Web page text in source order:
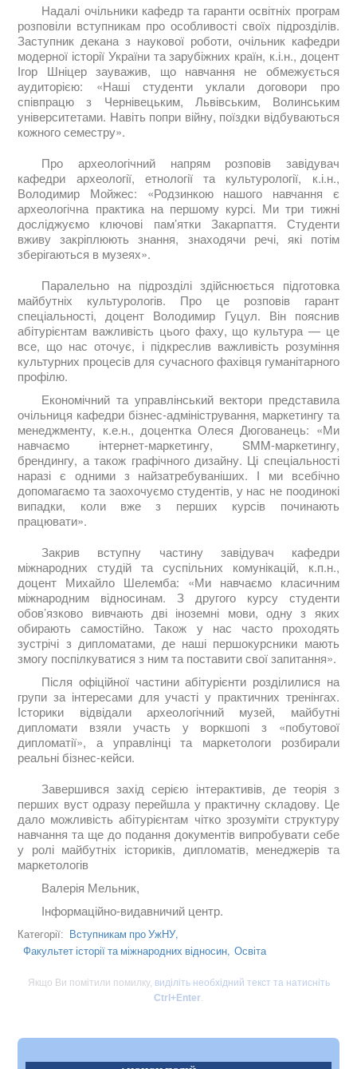
Надалі очільники кафедр та гаранти освітніх програм
розповіли вступникам про особливості своїх підрозділів.
Заступник декана з наукової роботи, очільник кафедри
модерної історії України та зарубіжних країн, к.і.н., доцент
Ігор Шніцер зауважив, що навчання не обмежується
аудиторією: «Наші студенти уклали договори про
співпрацю з Чернівецьким, Львівським, Волинським
університетами. Навіть попри війну, поїздки відбуваються
кожного семестру».
Про археологічний напрям розповів завідувач
кафедри археології, етнології та культурології, к.і.н.,
Володимир Мойжес: «Родзинкою нашого навчання є
археологічна практика на першому курсі. Ми три тижні
досліджуємо ключові пам’ятки Закарпаття. Студенти
вживу закріплюють знання, знаходячи речі, які потім
зберігаються в музеях».
Паралельно на підрозділі здійснюється підготовка
майбутніх культурологів. Про це розповів гарант
спеціальності, доцент Володимир Гуцул. Він пояснив
абітурієнтам важливість цього фаху, що культура — це
все, що нас оточує, і підкреслив важливість розуміння
культурних процесів для сучасного фахівця гуманітарного
профілю.
Економічний та управлінський вектори представила
очільниця кафедри бізнес-адміністрування, маркетингу та
менеджменту, к.е.н., доцентка Олеся Дюгованець: «Ми
навчаємо інтернет-маркетингу, SMM-маркетингу,
брендингу, а також графічного дизайну. Ці спеціальності
наразі є одними з найзатребуваніших. І ми всебічно
допомагаємо та заохочуємо студентів, у нас не поодинокі
випадки, коли вже з перших курсів починають
працювати».
Закрив вступну частину завідувач кафедри
міжнародних студій та суспільних комунікацій, к.п.н.,
доцент Михайло Шелемба: «Ми навчаємо класичним
міжнародним відносинам. З другого курсу студенти
обов’язково вивчають дві іноземні мови, одну з яких
обирають самостійно. Також у нас часто проходять
зустрічі з дипломатами, де наші першокурсники мають
змогу поспілкуватися з ним та поставити свої запитання».
Після офіційної частини абітурієнти розділилися на
групи за інтересами для участі у практичних тренінгах.
Історики відвідали археологічний музей, майбутні
дипломати взяли участь у воркшопі з «побутової
дипломатії», а управлінці та маркетологи розбирали
реальні бізнес-кейси.
Завершився захід серією інтерактивів, де теорія з
перших вуст одразу перейшла у практичну складову. Це
дало можливість абітурієнтам чітко зрозуміти структуру
навчання та ще до подання документів випробувати себе
у ролі майбутніх істориків, дипломатів, менеджерів та
маркетологів
Валерія Мельник,
Інформаційно-видавничий центр.
Категорії:
Вступникам про УжНУ,
Факультет історії та міжнародних відносин, Освіта
Якщо Ви помітили помилку, виділіть необхідний текст та натисніть
Ctrl+Enter